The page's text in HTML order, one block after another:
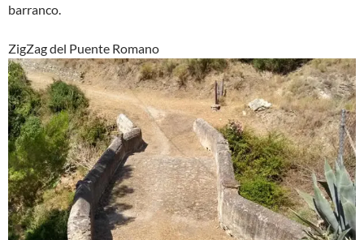
barranco.
ZigZag del Puente Romano